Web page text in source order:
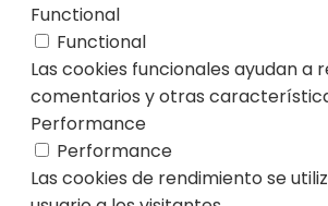
Functional
Functional
Las cookies funcionales ayudan
comentarios y otras
Performance
Performance
Las cookies de rendimiento se